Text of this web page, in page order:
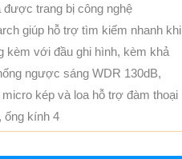
được trang bị công nghệ
giúp hỗ trợ tìm kiếm nhanh khi
kèm với đầu ghi hình, kèm khả
ngược sáng WDR 130dB,
micro kép và loa hỗ trợ đàm thoại
ống kính 4